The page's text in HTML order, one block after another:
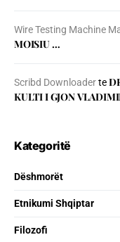
Wire Testing Machine
MOISIU …
Scribd Downloaderte
KULTI I GJON
Kategoritë
Dëshmorët
Etnikumi Shqiptar
Filozofi